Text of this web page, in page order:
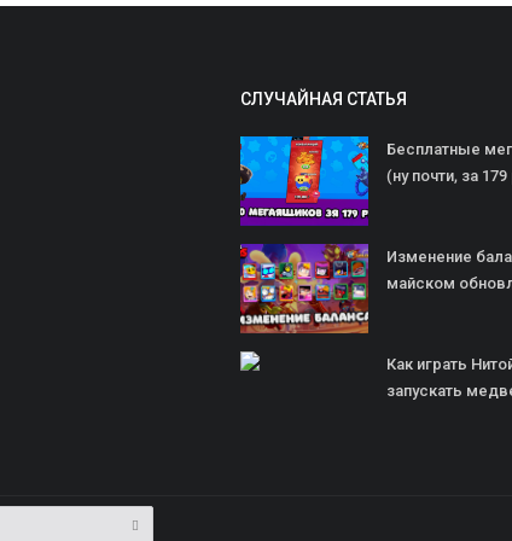
СЛУЧАЙНАЯ СТАТЬЯ
Бесплатные
(ну почти, за 179
Изменение
майском
Как играть
запускать